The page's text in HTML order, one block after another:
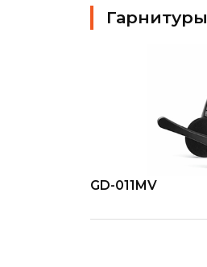
Гарнитуры
GD-011MV